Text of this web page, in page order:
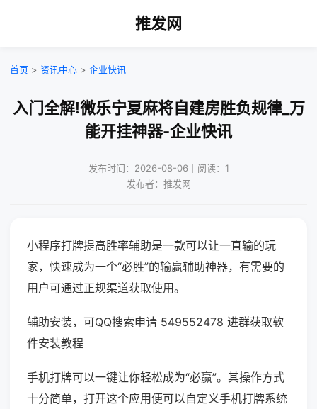
推发网
首页 > 资讯中心 > 企业快讯
入门全解!微乐宁夏麻将自建房胜负规律_万
能开挂神器-企业快讯
发布时间：2026-08-06｜阅读：1
发布者：推发网
小程序打牌提高胜率辅助是一款可以让一直输的玩
家，快速成为一个“必胜”的输赢辅助神器，有需要的
用户可通过正规渠道获取使用。
辅助安装，可QQ搜索申请 549552478 进群获取软
件安装教程
手机打牌可以一键让你轻松成为“必赢”。其操作方式
十分简单，打开这个应用便可以自定义手机打牌系统